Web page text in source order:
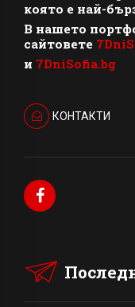
която е най-
В нашето
сайтовете
и 7DniSofia.bg
КОНТАКТИ